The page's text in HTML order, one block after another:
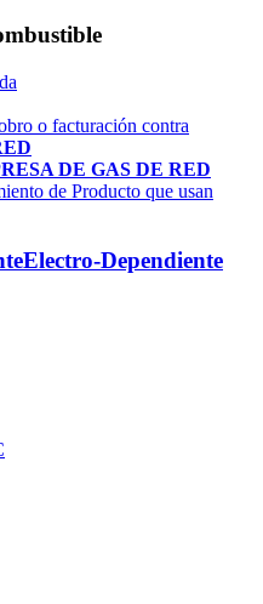
o facturación contra
DE GAS DE RED
de Producto que usan
Electro-Dependiente